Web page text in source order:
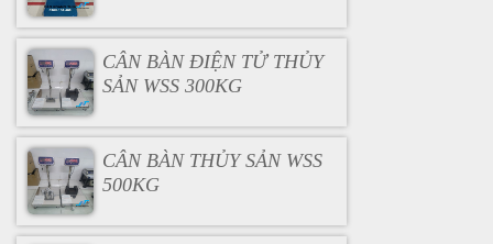
CÂN BÀN ĐIỆN TỬ THỦY
SẢN WSS 300KG
CÂN BÀN THỦY SẢN WSS
500KG